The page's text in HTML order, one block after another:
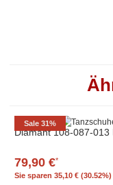
Sale 31%
Diamant 108-087-013
79,90 €*
Sie sparen 35,10 € (30.52%)